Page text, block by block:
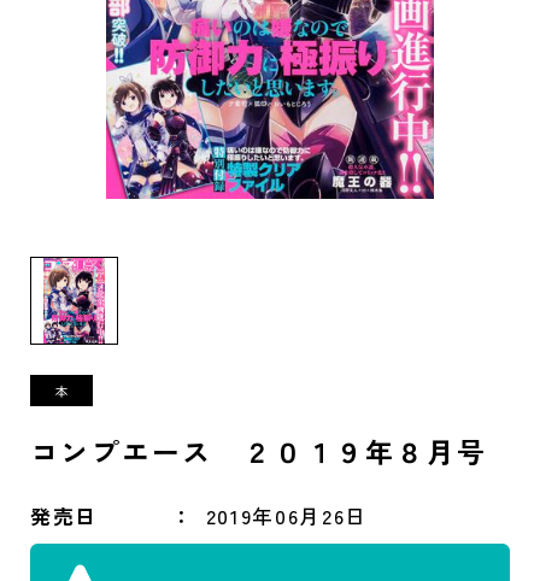
コンプエース ２０１９年８月号
発売日 2019年06月26日